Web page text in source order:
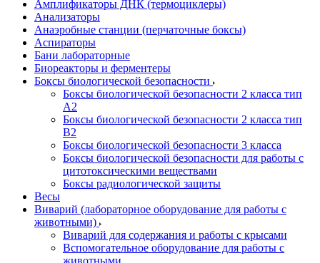
Амплификаторы ДНК (термоциклеры)
Анализаторы
Анаэробные станции (перчаточные боксы)
Аспираторы
Бани лабораторные
Биореакторы и ферментеры
Боксы биологической безопасности
Боксы биологической безопасности 2 класса тип
A2
Боксы биологической безопасности 2 класса тип
B2
Боксы биологической безопасности 3 класса
Боксы биологической безопасности для работы с
цитотоксическими веществами
Боксы радиологической защиты
Весы
Виварий (лабораторное оборудование для работы с
животными)
Виварий для содержания и работы с крысами
Вспомогательное оборудование для работы с
животными